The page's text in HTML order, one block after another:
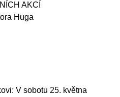
AKCÍ
Huga
V sobotu 25. května